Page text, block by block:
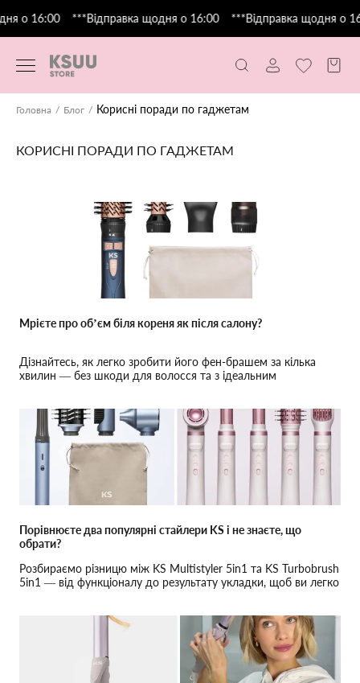
о 16:00 ***Відправка щодня о 16:00 ***Відправка щодня о
Головна Блог Корисні поради по гаджетам
КОРИСНІ ПОРАДИ ПО ГАДЖЕТАМ
Мрієте про обʼєм біля кореня як після салону?
Дізнайтесь, як легко зробити його фен-брашем за кілька
хвилин — без шкоди для волосся та з ідеальним
Порівнюєте два популярні стайлери KS і не знаєте, що
обрати?
Розбираємо різницю між KS Multistyler 5in1 та KS Turbobrush
5in1 — від функціоналу до результату укладки, щоб ви легко